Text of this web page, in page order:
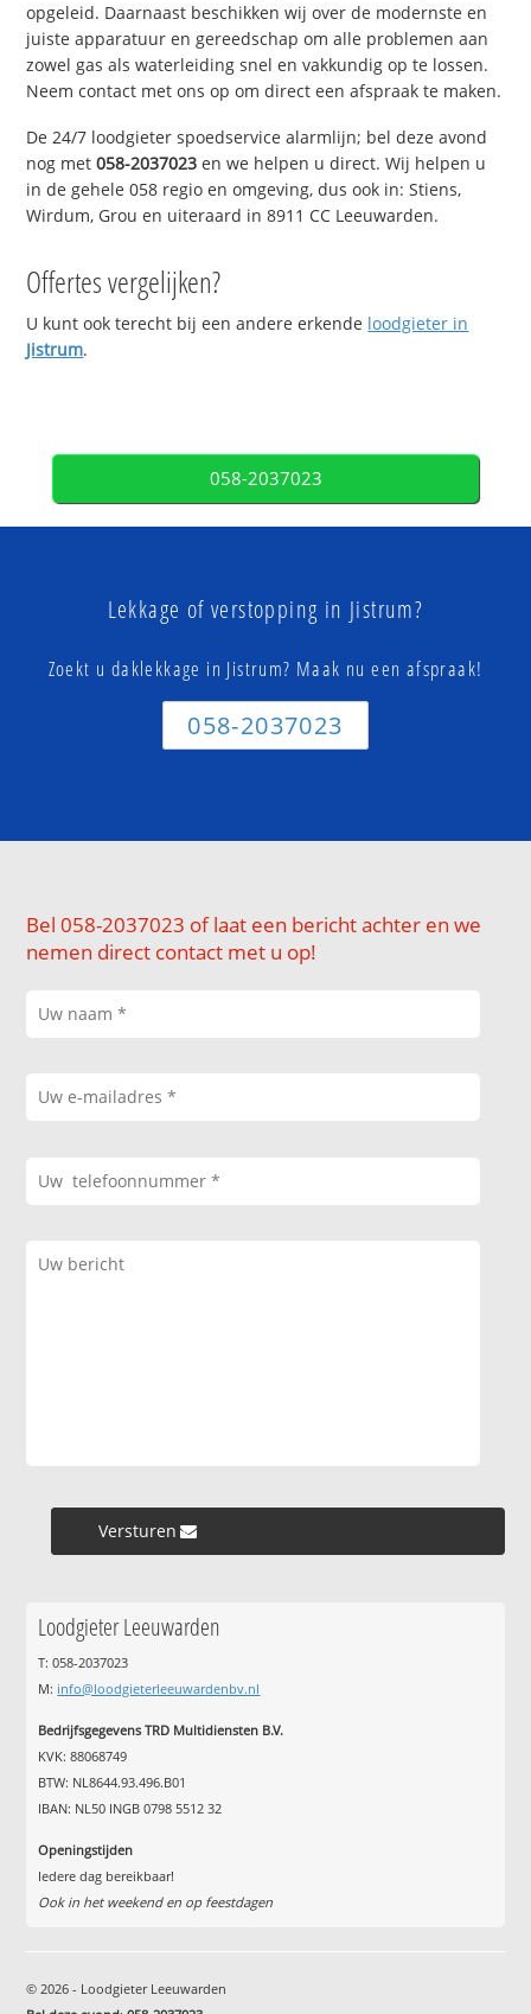
opgeleid. Daarnaast beschikken wij over de modernste en
juiste apparatuur en gereedschap om alle problemen aan
zowel gas als waterleiding snel en vakkundig op te lossen.
Neem contact met ons op om direct een afspraak te maken.
De 24/7 loodgieter spoedservice alarmlijn; bel deze avond
nog met058-2037023 en we helpen u direct. Wij helpen u
in de gehele 058 regio en omgeving, dus ook in: Stiens,
Wirdum, Grou en uiteraard in 8911 CC Leeuwarden.
Offertes vergelijken?
U kunt ook terecht bij een andere erkende loodgieter in
Jistrum.
058-2037023
Lekkage of verstopping in Jistrum?
Zoekt u daklekkage in Jistrum? Maak nu een afspraak!
058-2037023
Bel 058-2037023 of laat een bericht achter en we
nemen direct contact met u op!
Versturen »
Loodgieter Leeuwarden
T: 058-2037023
M: info@loodgieterleeuwardenbv.nl
Bedrijfsgegevens TRD Multidiensten B.V.
KVK: 88068749
BTW: NL8644.93.496.B01
IBAN: NL50 INGB 0798 5512 32
Openingstijden
Iedere dag bereikbaar!
Ook in het weekend en op feestdagen
© 2026 - Loodgieter Leeuwarden